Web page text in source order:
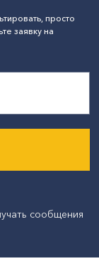
просто
заявку на
сообщения